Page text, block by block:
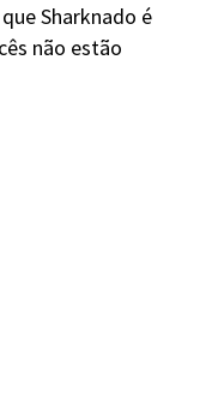
Sharknado é
não estão